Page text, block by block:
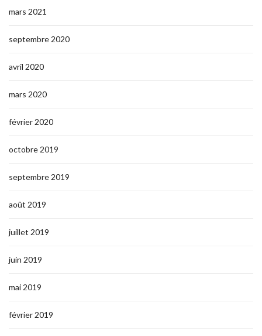
mars 2021
septembre 2020
avril 2020
mars 2020
février 2020
octobre 2019
septembre 2019
août 2019
juillet 2019
juin 2019
mai 2019
février 2019